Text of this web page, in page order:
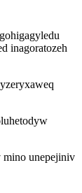
inagoratozeh
unepejiniv